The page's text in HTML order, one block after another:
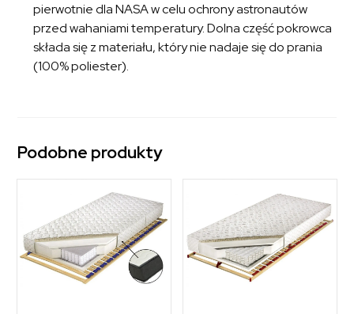
pierwotnie dla NASA w celu ochrony astronautów
przed wahaniami temperatury. Dolna część pokrowca
składa się z materiału, który nie nadaje się do prania
(100% poliester).
Podobne produkty